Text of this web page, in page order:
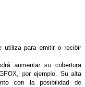
utiliza para emitir o recibir
aumentar su cobertura
por ejemplo. Su alta
con la posibilidad de